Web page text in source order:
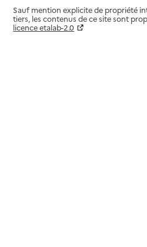
Sauf mention explicite de propriété
tiers, les contenus de ce site sont
licence etalab-2.0